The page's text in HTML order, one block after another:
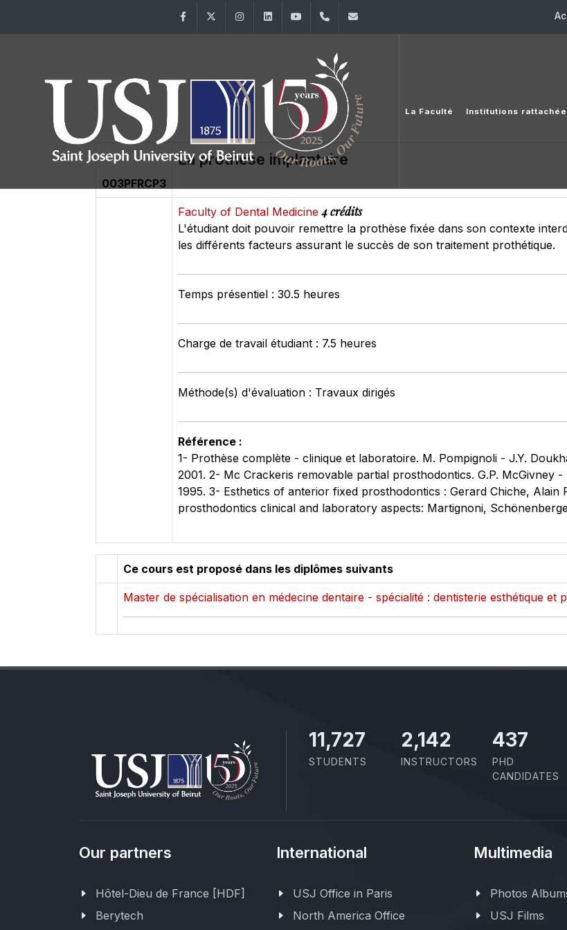
FacebookTwitter InstagramLinkedInYouTube+961 (1) 421 368
La Faculté Institutions
003PFRCP3
La prothèse implantaire
Faculty of Dental Medicine4 crédits
L'étudiant doit pouvoir remettre la prothèse fixée dans son contexte
les différents facteurs assurant le succès de son traitement prothétique.
Temps présentiel : 30.5 heures
Charge de travail étudiant : 7.5 heures
Méthode(s) d'évaluation : Travaux dirigés
Référence :
1- Prothèse complète - clinique et laboratoire. M. Pompignoli - J.Y.
2001. 2- Mc Crackeris removable partial prosthodontics. G.P. McGivney
1995. 3- Esthetics of anterior fixed prosthodontics : Gerard Chiche,
prosthodontics clinical and laboratory aspects: Martignoni,
Ce cours est proposé dans les diplômes suivants
Master de spécialisation en médecine dentaire - spécialité : dentisterie esthétique et
11,727
STUDENTS
2,142
INSTRUCTORS
437
PHD
CANDIDATES
Our partners
Hôtel-Dieu de France [HDF]
Berytech
International
USJ Office in Paris
North America Office
Multimedia
Photos
USJ Films